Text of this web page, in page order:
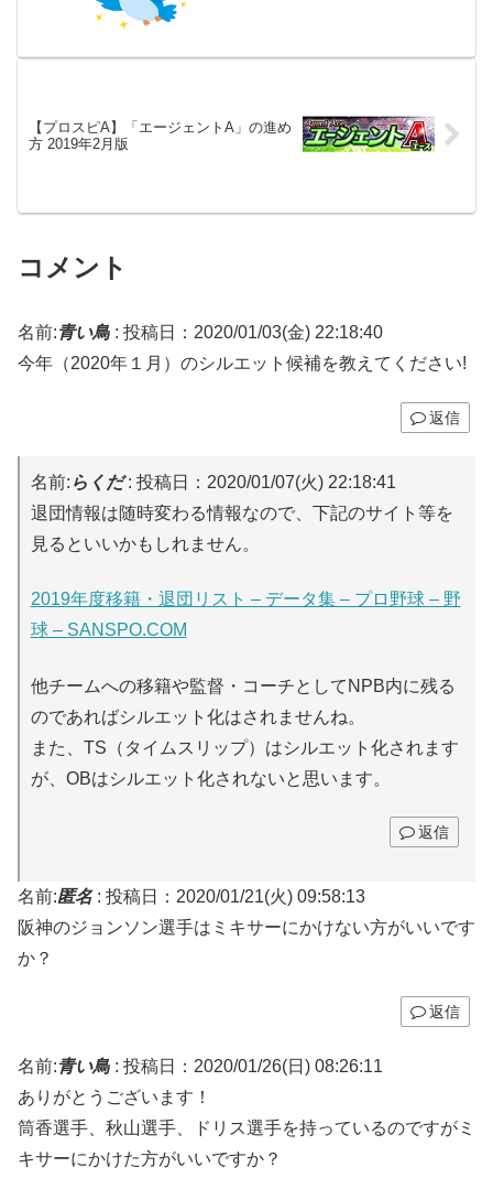
【プロスピA】「エージェントA」の進め
方 2019年2月版
コメント
名前:青い鳥 : 投稿日：2020/01/03(金) 22:18:40
今年（2020年１月）のシルエット候補を教えてください!
返信
名前: らくだ: 投稿日：2020/01/07(火) 22:18:41
退団情報は随時変わる情報なので、下記のサイト等を
見るといいかもしれません。
2019年度移籍・退団リスト – データ集 – プロ野球 – 野
球 – SANSPO.COM
他チームへの移籍や監督・コーチとしてNPB内に残る
のであればシルエット化はされませんね。
また、TS（タイムスリップ）はシルエット化されます
が、OBはシルエット化されないと思います。
返信
名前:匿名: 投稿日：2020/01/21(火) 09:58:13
阪神のジョンソン選手はミキサーにかけない方がいいです
か？
返信
名前:青い鳥 : 投稿日：2020/01/26(日) 08:26:11
ありがとうございます！
筒香選手、秋山選手、ドリス選手を持っているのですがミ
キサーにかけた方がいいですか？